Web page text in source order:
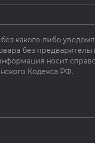
какого-либо
без
носит
Кодекса РФ.